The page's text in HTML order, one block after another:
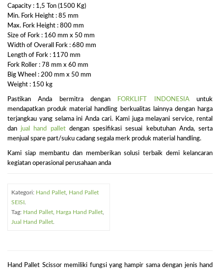
Capacity : 1,5 Ton (1500 Kg)
Min. Fork Height : 85 mm
Max. Fork Height : 800 mm
Size of Fork : 160 mm x 50 mm
Width of Overall Fork : 680 mm
Length of Fork : 1170 mm
Fork Roller : 78 mm x 60 mm
Big Wheel : 200 mm x 50 mm
Weight : 150 kg
Pastikan Anda bermitra dengan FORKLIFT INDONESIAuntuk
mendapatkan produk material handling berkualitas lainnya dengan harga
terjangkau yang selama ini Anda cari. Kami juga melayani service, rental
dan jual hand palletdengan spesifikasi sesuai kebutuhan Anda, serta
menjual spare part/suku cadang segala merk produk material handling.
Kami siap membantu dan memberikan solusi terbaik demi kelancaran
kegiatan operasional perusahaan anda
Kategori: Hand Pallet Hand Pallet
SEISI
Tag: Hand Pallet Harga Hand Pallet
Jual Hand Pallet
Hand Pallet Scissor memiliki fungsi yang hampir sama dengan jenis hand